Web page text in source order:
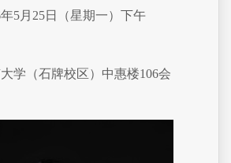
5月25日（星期一）下午
学（石牌校区）中惠楼106会